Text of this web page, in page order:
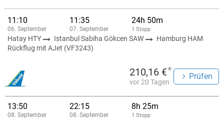
11:10
06. September
11:35
07. September
24h 50m
1 Stopp
Hatay HTY Istanbul Sabiha Gökcen SAW
Hamburg HAM
Rückflug mit AJet (VF3243)
210,16 €*
vor 20 Tagen
Prüfen
13:50
08. September
22:15
08. September
8h 25m
1 Stopp